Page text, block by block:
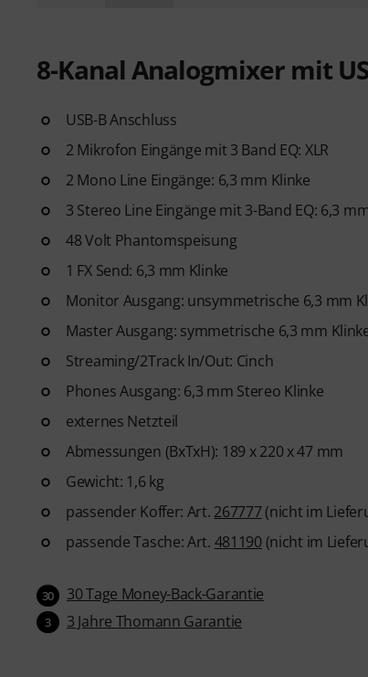
8-Kanal Analogmixer mit
USB-B Anschluss
2 Mikrofon Eingänge mit 3 Band EQ: XLR
2 Mono Line Eingänge: 6,3 mm Klinke
3 Stereo Line Eingänge mit 3-Band EQ: 6,3
48 Volt Phantomspeisung
1 FX Send: 6,3 mm Klinke
Monitor Ausgang: unsymmetrische 6,3 mm
Master Ausgang: symmetrische 6,3 mm
Streaming/2Track In/Out: Cinch
Phones Ausgang: 6,3 mm Stereo Klinke
externes Netzteil
Abmessungen (BxTxH): 189 x 220 x 47 mm
Gewicht: 1,6 kg
passender Koffer: Art. 267777 (nicht im
passende Tasche: Art. 481190 (nicht im
30 30 Tage Money-Back-Garantie
3 3 Jahre Thomann Garantie